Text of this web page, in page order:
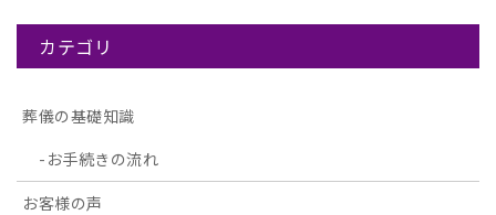
カテゴリ
葬儀の基礎知識
お手続きの流れ
お客様の声